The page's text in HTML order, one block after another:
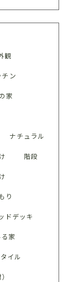
観
チン
家
ナチュラル
階段
り
ドデッキ
家
イル